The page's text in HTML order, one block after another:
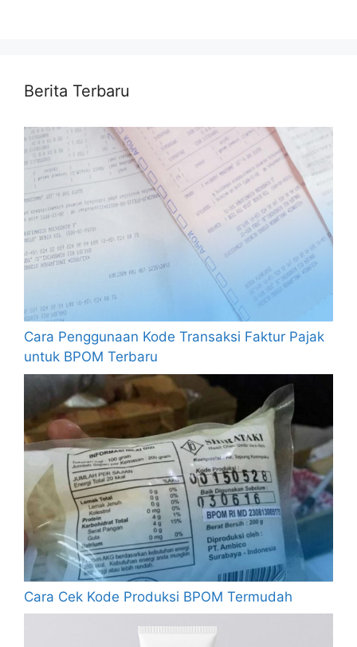
Berita Terbaru
Cara Penggunaan Kode Transaksi Faktur Pajak
untuk BPOM Terbaru
Cara Cek Kode Produksi BPOM Termudah